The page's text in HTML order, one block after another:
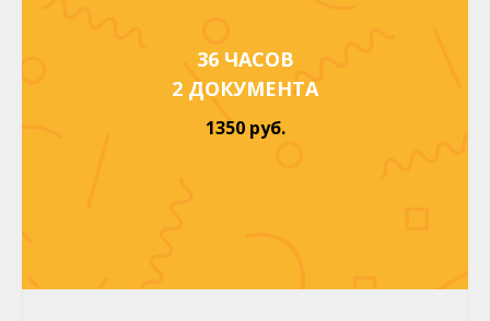
36 ЧАСОВ
2 ДОКУМЕНТА
1350 руб.